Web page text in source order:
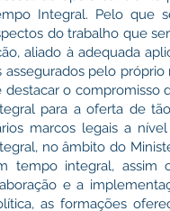
Integral. Pelo que
do trabalho que
aliado à adequada
assegurados pelo
destacar o compromisso
para a oferta de
marcos legais a
no âmbito do
tempo integral, assim
e a
as formações